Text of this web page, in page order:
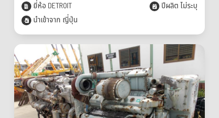
ยี่ห้อ DETROIT
ปีผลิต ไม่ระบุ
นำเข้าจาก ญี่ปุ่น